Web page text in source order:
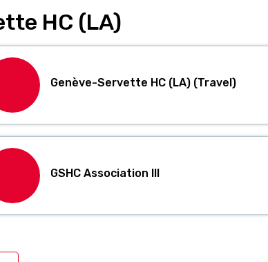
HC (LA)
Genève-Servette HC (LA) (Travel)
GSHC Association III